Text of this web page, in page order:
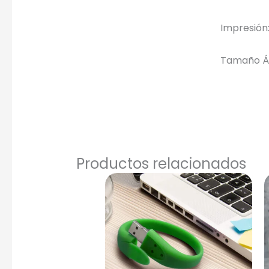
Una
Tamaño
Productos relacionados